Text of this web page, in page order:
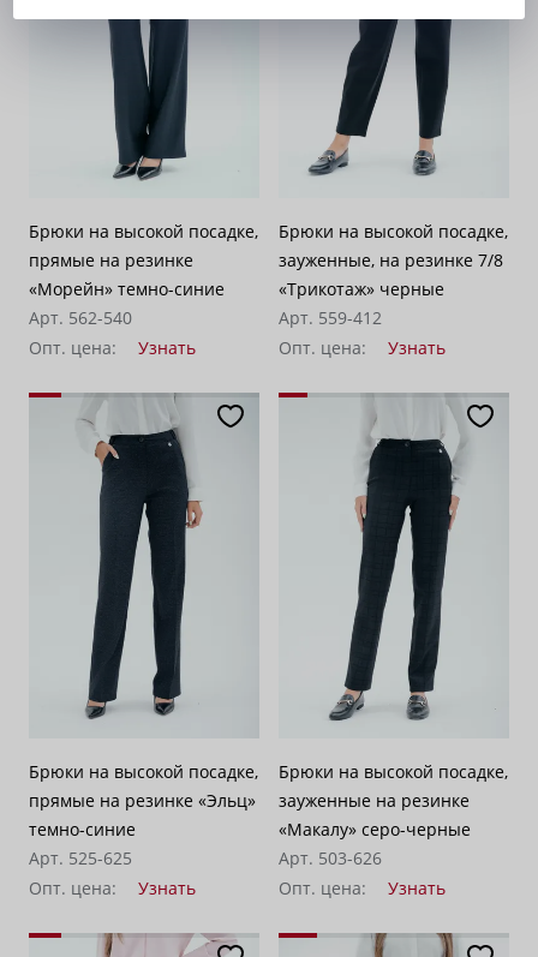
Брюки на высокой посадке,
прямые на резинке
«Морейн» темно-синие
Арт. 562-540
Опт. цена:
Узнать
Брюки на высокой посадке,
зауженные, на резинке 7/8
«Трикотаж» черные
Арт. 559-412
Опт. цена:
Узнать
Брюки на высокой посадке,
прямые на резинке «Эльц»
темно-синие
Арт. 525-625
Опт. цена:
Узнать
Брюки на высокой посадке,
зауженные на резинке
«Макалу» серо-черные
Арт. 503-626
Опт. цена:
Узнать